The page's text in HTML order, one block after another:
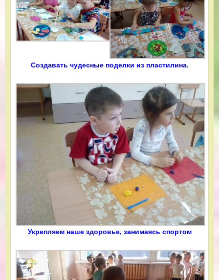
Создавать чудесные поделки из пластилина.
Укрепляем наше здоровье, занимаясь спортом